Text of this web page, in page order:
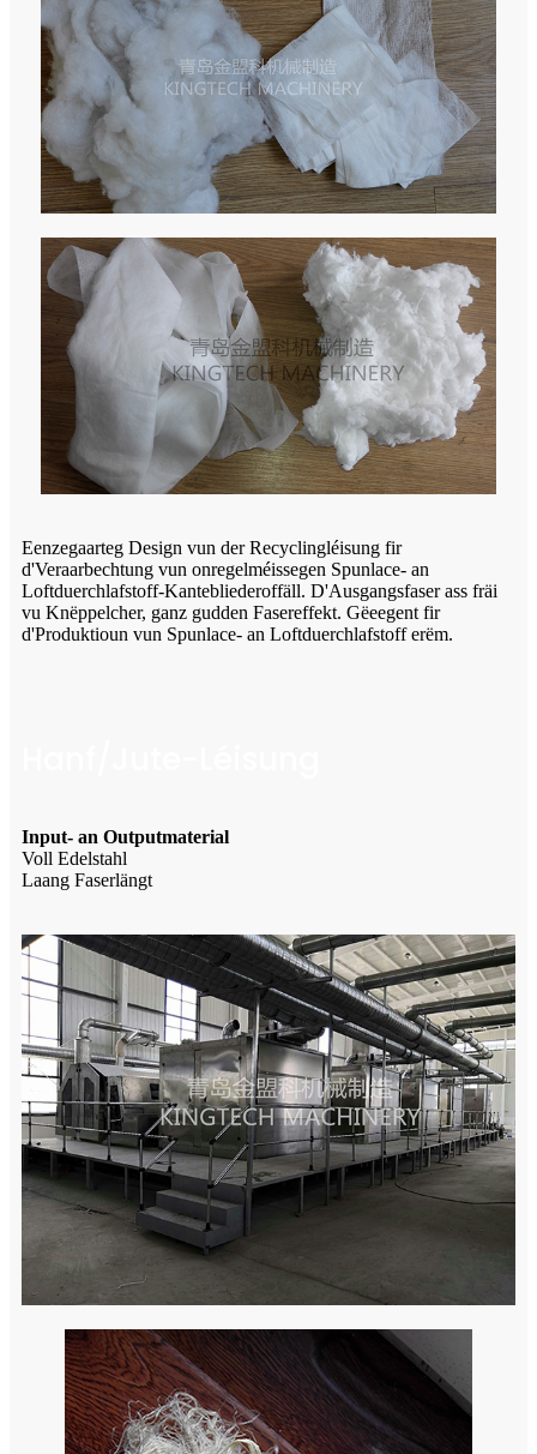
Eenzegaarteg Design vun der Recyclingléisung fir
d'Veraarbechtung vun onregelméissegen Spunlace- an
Loftduerchlafstoff-Kantebliederoffäll. D'Ausgangsfaser ass fräi
vu Knëppelcher, ganz gudden Fasereffekt. Gëeegent fir
d'Produktioun vun Spunlace- an Loftduerchlafstoff erëm.
Input- an Outputmaterial
Voll Edelstahl
Laang Faserlängt